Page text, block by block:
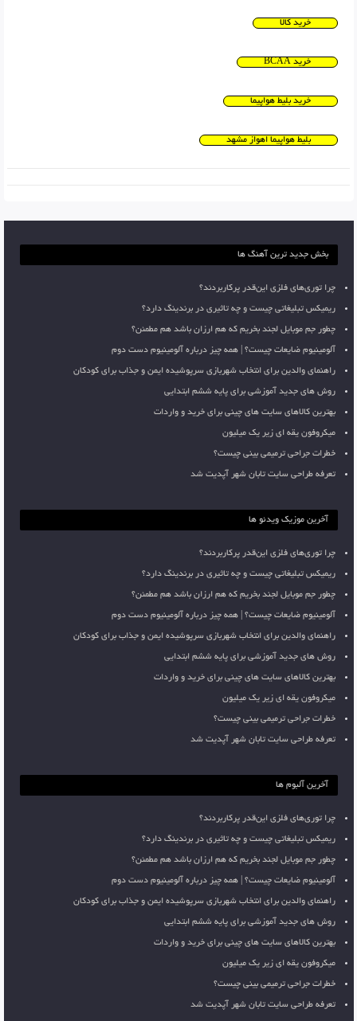
خرید کالا
خرید BCAA
خرید بلیط هواپیما
بلیط هواپیما اهواز مشهد
بخش جدید ترین آهنگ ها
چرا توری‌های فلزی این‌قدر پرکاربردند؟
ریمیکس تبلیغاتی چیست و چه تاثیری در برندینگ دارد؟
چطور جم موبایل لجند بخریم که هم ارزان باشد هم مطمئن؟
آلومینیوم ضایعات چیست؟ | همه چیز درباره آلومینیوم دست دوم
راهنمای والدین برای انتخاب شهربازی سرپوشیده ایمن و جذاب برای کودکان
روش های جدید آموزشی برای پایه ششم ابتدایی
بهترین کالاهای سایت های چینی برای خرید و واردات
میکروفون یقه ای زیر یک میلیون
خطرات جراحی ترمیمی بینی چیست؟
تعرفه طراحی سایت تابان شهر آپدیت شد
آخرین موزیک ویدئو ها
چرا توری‌های فلزی این‌قدر پرکاربردند؟
ریمیکس تبلیغاتی چیست و چه تاثیری در برندینگ دارد؟
چطور جم موبایل لجند بخریم که هم ارزان باشد هم مطمئن؟
آلومینیوم ضایعات چیست؟ | همه چیز درباره آلومینیوم دست دوم
راهنمای والدین برای انتخاب شهربازی سرپوشیده ایمن و جذاب برای کودکان
روش های جدید آموزشی برای پایه ششم ابتدایی
بهترین کالاهای سایت های چینی برای خرید و واردات
میکروفون یقه ای زیر یک میلیون
خطرات جراحی ترمیمی بینی چیست؟
تعرفه طراحی سایت تابان شهر آپدیت شد
آخرین آلبوم ها
چرا توری‌های فلزی این‌قدر پرکاربردند؟
ریمیکس تبلیغاتی چیست و چه تاثیری در برندینگ دارد؟
چطور جم موبایل لجند بخریم که هم ارزان باشد هم مطمئن؟
آلومینیوم ضایعات چیست؟ | همه چیز درباره آلومینیوم دست دوم
راهنمای والدین برای انتخاب شهربازی سرپوشیده ایمن و جذاب برای کودکان
روش های جدید آموزشی برای پایه ششم ابتدایی
بهترین کالاهای سایت های چینی برای خرید و واردات
میکروفون یقه ای زیر یک میلیون
خطرات جراحی ترمیمی بینی چیست؟
تعرفه طراحی سایت تابان شهر آپدیت شد